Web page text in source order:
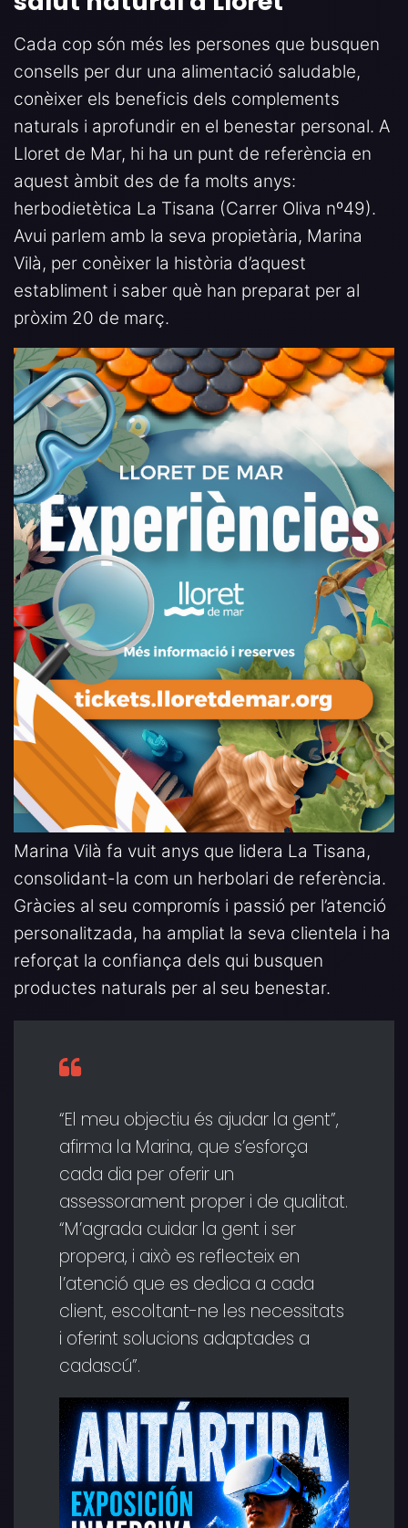
Cada cop són més les persones que busquen
consells per dur una alimentació saludable,
conèixer els beneficis dels complements
naturals i aprofundir en el benestar personal. A
Lloret de Mar, hi ha un punt de referència en
aquest àmbit des de fa molts anys:
herbodietètica La Tisana (Carrer Oliva nº49).
Avui parlem amb la seva propietària, Marina
Vilà, per conèixer la història d’aquest
establiment i saber què han preparat per al
pròxim 20 de març.
Marina Vilà fa vuit anys que lidera La Tisana,
consolidant-la com un herbolari de referència.
Gràcies al seu compromís i passió per l’atenció
personalitzada, ha ampliat la seva clientela i ha
reforçat la confiança dels qui busquen
productes naturals per al seu benestar.
“El meu objectiu és ajudar la gent”,
afirma la Marina, que s’esforça
cada dia per oferir un
assessorament proper i de qualitat.
“M’agrada cuidar la gent i ser
propera, i això es reflecteix en
l’atenció que es dedica a cada
client, escoltant-ne les necessitats
i oferint solucions adaptades a
cadascú”.